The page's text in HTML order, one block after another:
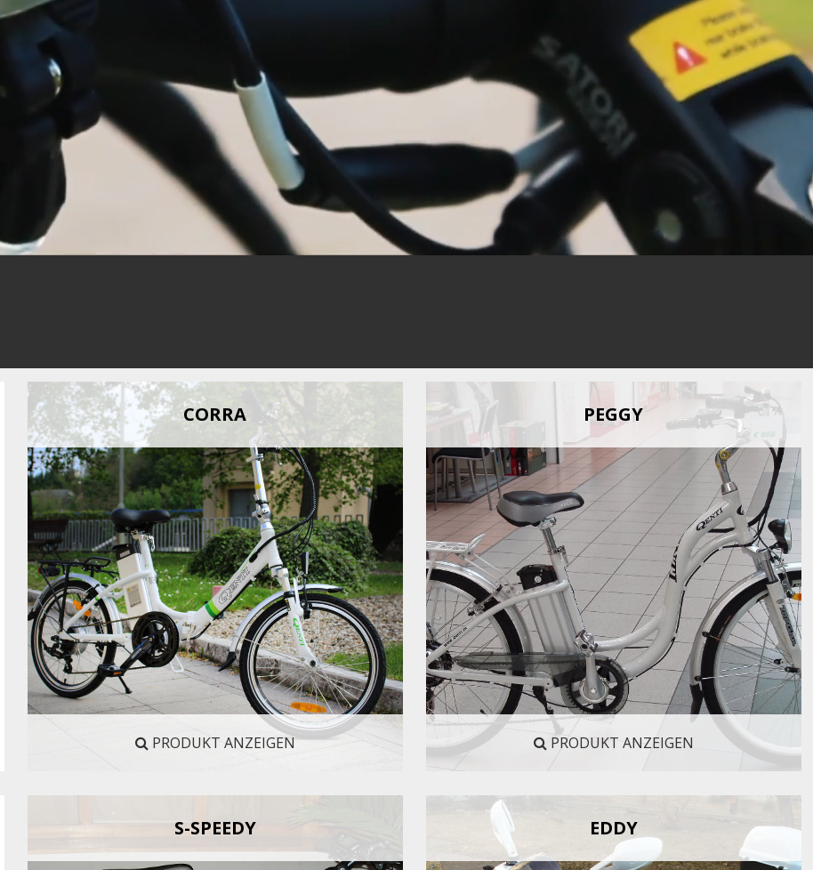
CORRA
PRODUKT ANZEIGEN
PEGGY
PRODUKT ANZEIGEN
S-SPEEDY EDDY